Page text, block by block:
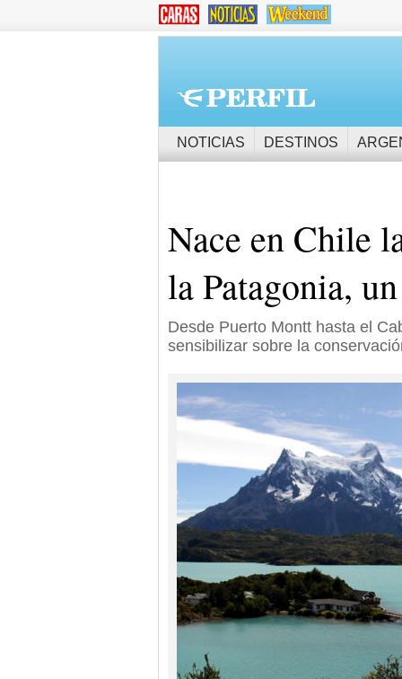
NOTICIAS DESTINOS
Nace en Chile
la Patagonia,
Desde Puerto Montt hasta el
sensibilizar sobre la